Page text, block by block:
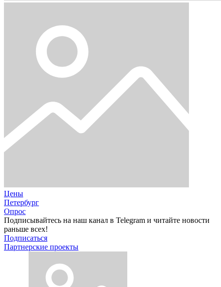
Цены
Петербург
Опрос
Подписывайтесь на наш канал в Telegram и читайте новости
раньше всех!
Подписаться
Партнерские проекты